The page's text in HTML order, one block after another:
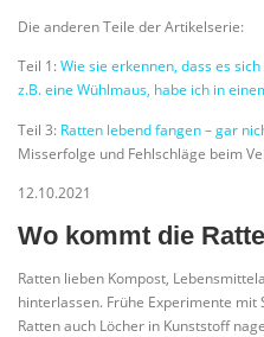
Die anderen Teile der Artikelserie:
Teil 1:Wie sie erkennen, dass es
z.B. eine Wühlmaus, habe ich in
Teil 3: Ratten lebend fangen – gar
Misserfolge und Fehlschläge beim
12.10.2021
Wo kommt die
Ratten lieben Kompost,
hinterlassen. Frühe Experimente mit
Ratten auch Löcher in Kunststoff